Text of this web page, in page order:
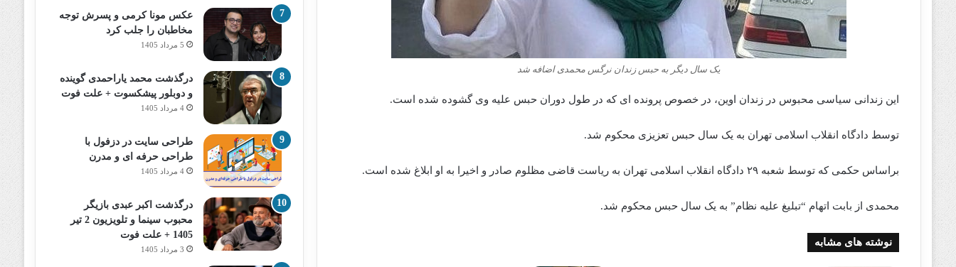
یک سال دیگر به حبس زندان نرگس محمدی اضافه شد
این زندانی سیاسی محبوس در زندان اوین، در خصوص پرونده ای که در طول دوران حبس علیه وی گشوده شده‌‌‌‌‌ است.
توسط دادگاه انقلاب اسلامی تهران به یک سال حبس تعزیزی محکوم شد.
براساس حکمی که توسط شعبه ۲۹ دادگاه انقلاب اسلامی تهران به ریاست قاضی مظلوم صادر و اخیرا به او ابلاغ شده‌‌‌‌‌ است.
محمدی از بابت اتهام “تبلیغ علیه نظام” به یک سال حبس محکوم شد.
نوشته های مشابه
عکس مونا کرمی و پسرش توجه
مخاطبان را جلب کرد
5 مرداد 1405
درگذشت محمد یاراحمدی گوینده
و دوبلور پیشکسوت + علت فوت
4 مرداد 1405
طراحی سایت در دزفول با
طراحی حرفه‌ ای و مدرن
4 مرداد 1405
درگذشت اکبر عبدی بازیگر
محبوب سینما و تلویزیون 2 تیر
1405 + علت فوت
3 مرداد 1405